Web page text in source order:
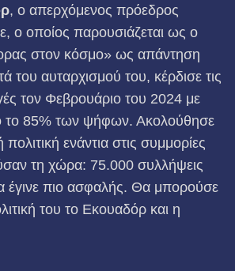
, ο απερχόμενος πρόεδρος
ο οποίος παρουσιάζεται ως ο
στον κόσμο» ως απάντηση
του αυταρχισμού του, κέρδισε τις
τον Φεβρουάριο του 2024 με
το 85% των ψήφων. Ακολούθησε
ενάντια στις συμμορίες
τη χώρα: 75.000 συλλήψεις
έγινε πιο ασφαλής. Θα μπορούσε
του το Εκουαδόρ και η